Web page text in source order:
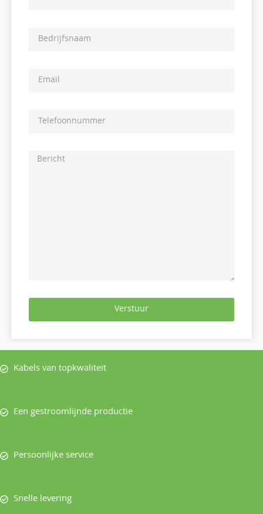
Verstuur
Kabels van topkwaliteit
Een gestroomlijnde productie
Persoonlijke service
Snelle levering